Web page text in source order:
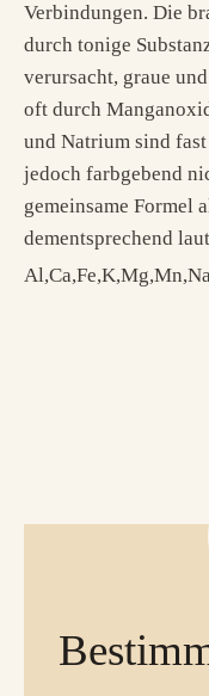
Verbindungen. Die
durch tonige
verursacht, graue
oft durch
und Natrium sind
jedoch farbgebend
gemeinsame Formel
dementsprechend